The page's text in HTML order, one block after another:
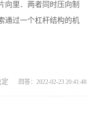
向里．两者同时压向制
通过一个杠杆结构的机
定 回答：2022-02-23 20:41:48